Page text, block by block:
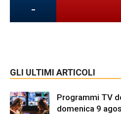
-
GLI ULTIMI ARTICOLI
Programmi TV
domenica 9